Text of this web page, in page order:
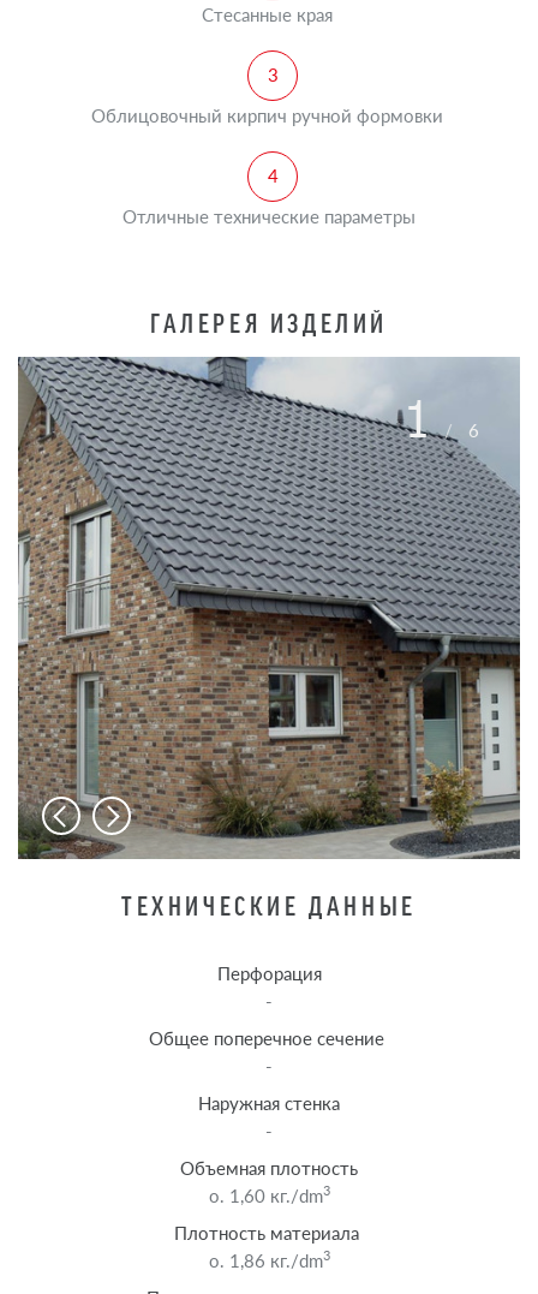
Стесанные края
Облицовочный кирпич ручной формовки
Отличные технические параметры
ГАЛЕРЕЯ ИЗДЕЛИЙ
1/ 6
ТЕХНИЧЕСКИЕ ДАННЫЕ
Перфорация
-
Общее поперечное сечение
-
Наружная стенка
-
Объемная плотность
o. 1,60 кг./dm3
Плотность материала
o. 1,86 кг./dm3